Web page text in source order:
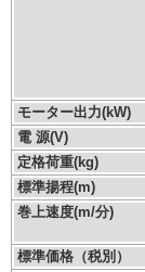
モーター出力(kW)
電 源(V)
定格荷重(kg)
標準揚程(m)
巻上速度(m/分)
標準価格（税別）